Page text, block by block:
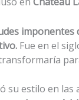
Fue en el
su estilo en las